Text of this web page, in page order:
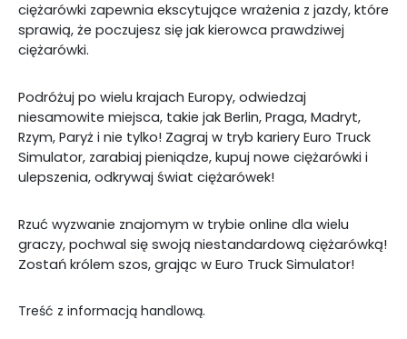
ciężarówki zapewnia ekscytujące wrażenia z jazdy, które
sprawią, że poczujesz się jak kierowca prawdziwej
ciężarówki.
Podróżuj po wielu krajach Europy, odwiedzaj
niesamowite miejsca, takie jak Berlin, Praga, Madryt,
Rzym, Paryż i nie tylko! Zagraj w tryb kariery Euro Truck
Simulator, zarabiaj pieniądze, kupuj nowe ciężarówki i
ulepszenia, odkrywaj świat ciężarówek!
Rzuć wyzwanie znajomym w trybie online dla wielu
graczy, pochwal się swoją niestandardową ciężarówką!
Zostań królem szos, grając w Euro Truck Simulator!
Treść z informacją handlową.